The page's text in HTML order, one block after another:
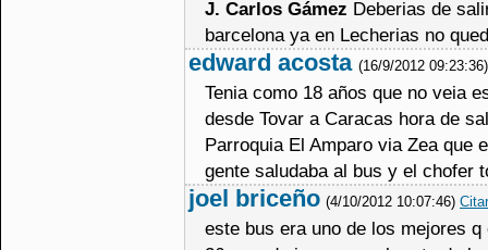
J. Carlos Gámez Deberias de
barcelona ya en Lecherias no
edward acosta (16/9/2012
Tenia como 18 años que no veia
desde Tovar a Caracas hora de
Parroquia El Amparo via Zea que
gente saludaba al bus y el chofer
joel briceño (4/10/2012 10:07:46) Citar
este bus era uno de los mejores